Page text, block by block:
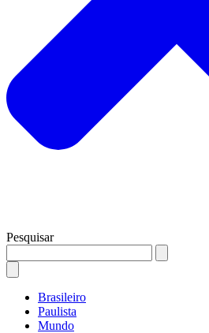
Pesquisar
Brasileiro
Paulista
Mundo